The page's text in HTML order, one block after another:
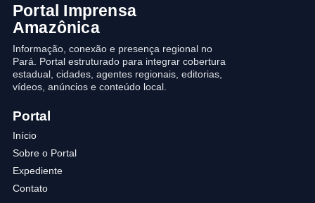
Portal Imprensa
Amazônica
Informação, conexão e presença regional no
Pará. Portal estruturado para integrar cobertura
estadual, cidades, agentes regionais, editorias,
vídeos, anúncios e conteúdo local.
Portal
Início
Sobre o Portal
Expediente
Contato